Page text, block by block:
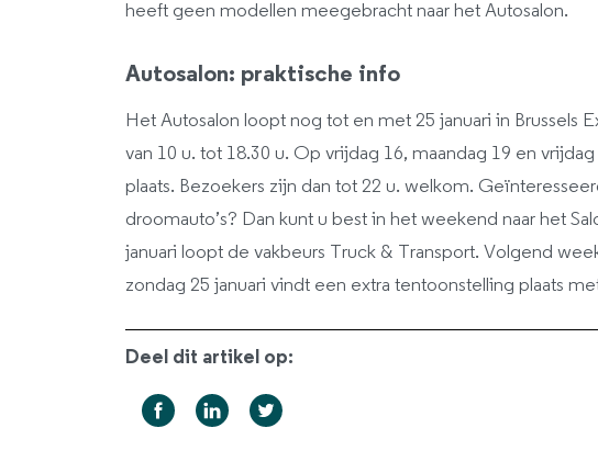
heeft geen modellen meegebracht naar het Autosalon.
Autosalon: praktische info
Het Autosalon loopt nog tot en met 25 januari in Brussels
van 10 u. tot 18.30 u. Op vrijdag 16, maandag 19 en
plaats. Bezoekers zijn dan tot 22 u. welkom.
droomauto’s? Dan kunt u best in het weekend naar het
januari loopt de vakbeurs Truck & Transport. Volgend
zondag 25 januari vindt een extra tentoonstelling plaats
Deel dit artikel op: